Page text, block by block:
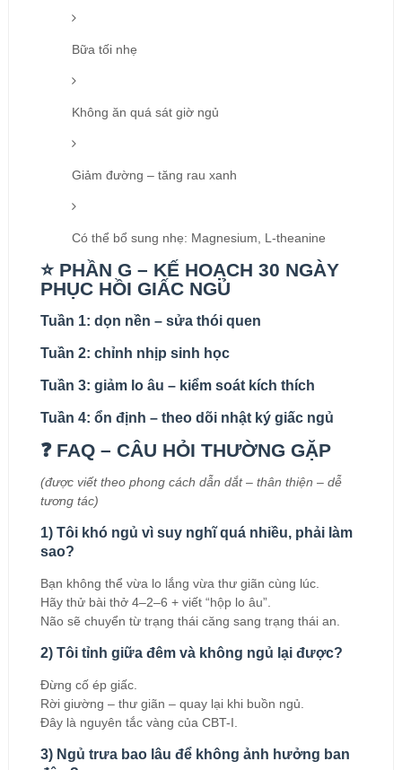
Bữa tối nhẹ
Không ăn quá sát giờ ngủ
Giảm đường – tăng rau xanh
Có thể bổ sung nhẹ: Magnesium, L-theanine
⭐ PHẦN G – KẾ HOẠCH 30 NGÀY
PHỤC HỒI GIẤC NGỦ
Tuần 1: dọn nền – sửa thói quen
Tuần 2: chỉnh nhịp sinh học
Tuần 3: giảm lo âu – kiểm soát kích thích
Tuần 4: ổn định – theo dõi nhật ký giấc ngủ
❓ FAQ – CÂU HỎI THƯỜNG GẶP
(được viết theo phong cách dẫn dắt – thân thiện – dễ
tương tác)
1) Tôi khó ngủ vì suy nghĩ quá nhiều, phải làm
sao?
Bạn không thể vừa lo lắng vừa thư giãn cùng lúc.
Hãy thử bài thở 4–2–6 + viết “hộp lo âu”.
Não sẽ chuyển từ trạng thái căng sang trạng thái an.
2) Tôi tỉnh giữa đêm và không ngủ lại được?
Đừng cố ép giấc.
Rời giường – thư giãn – quay lại khi buồn ngủ.
Đây là nguyên tắc vàng của CBT-I.
3) Ngủ trưa bao lâu để không ảnh hưởng ban